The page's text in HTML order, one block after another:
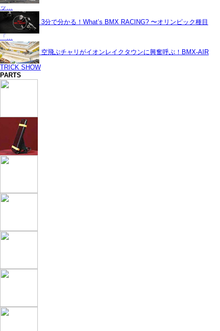
ッ…
3分で分かる！What’s BMX RACING? 〜オリンピック種目
「…
空飛ぶチャリがイオンレイクタウンに興奮呼ぶ！BMX-AIR
TRICK SHOW
PARTS